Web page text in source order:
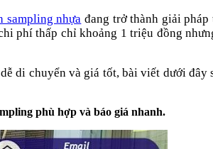
sampling nhựa đang trở thành giải
phí thấp chỉ khoảng 1 triệu đồng
di chuyển và giá tốt, bài viết dưới
phù hợp và báo giá nhanh.